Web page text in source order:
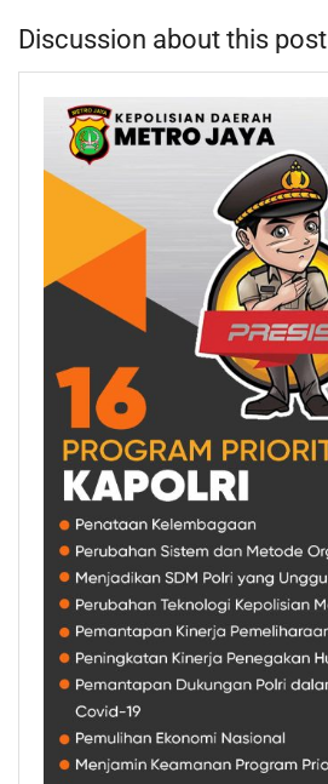
Discussion about this post